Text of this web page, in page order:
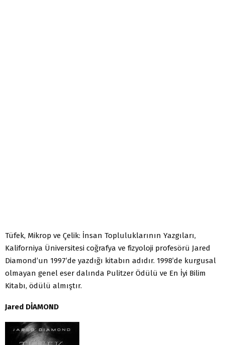
Tüfek, Mikrop ve Çelik: İnsan Topluluklarının Yazgıları,
Kaliforniya Üniversitesi coğrafya ve fizyoloji profesörü Jared
Diamond’un 1997’de yazdığı kitabın adıdır. 1998’de kurgusal
olmayan genel eser dalında Pulitzer Ödülü ve En İyi Bilim
Kitabı, ödülü almıştır.
Jared DİAMOND